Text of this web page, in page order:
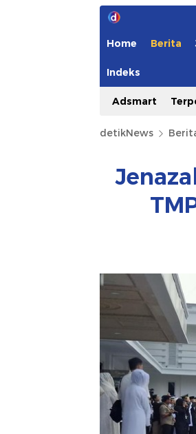
Home Berita
Indeks
Adsmart
detikNews